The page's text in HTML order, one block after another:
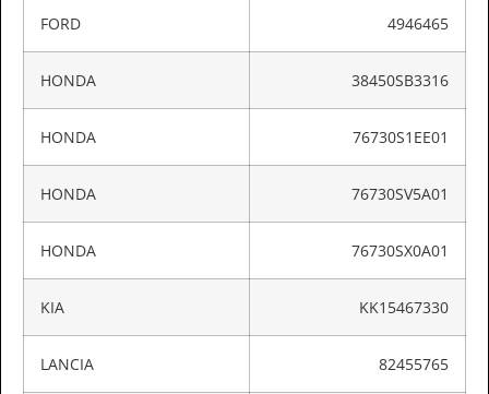
FORD 4946465
HONDA 38450SB3316
HONDA 76730S1EE01
HONDA 76730SV5A01
HONDA 76730SX0A01
KIA KK15467330
LANCIA 82455765